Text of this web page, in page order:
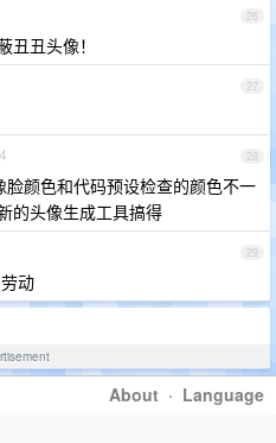
26
丑头像！
27
28
脸颜色和代码预设检查的颜色不一
的头像生成工具搞得
29
动
About · Language